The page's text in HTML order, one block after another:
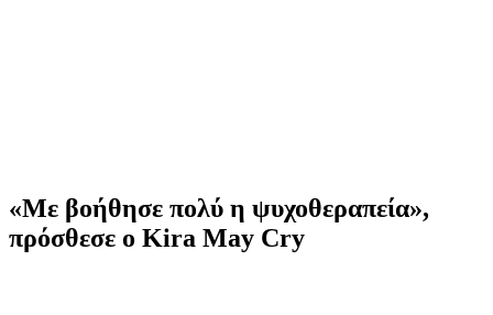
«Με βοήθησε πολύ η ψυχοθεραπεία»,
πρόσθεσε ο Kira May Cry